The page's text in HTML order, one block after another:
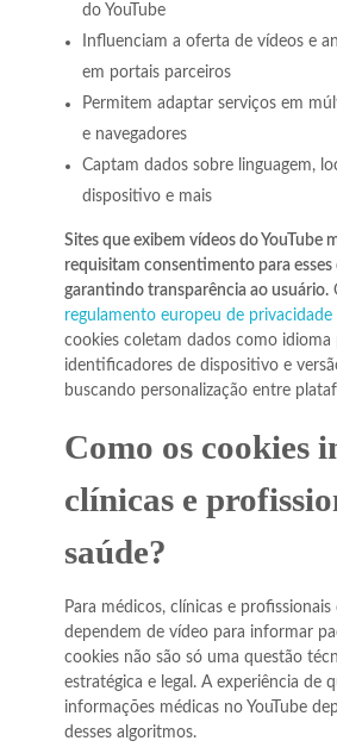
do YouTube
Influenciam a oferta de vídeos e
em portais parceiros
Permitem adaptar serviços em
e navegadores
Captam dados sobre linguagem,
dispositivo e mais
Sites que exibem vídeos do YouTube
requisitam consentimento para esses
garantindo transparência ao usuário.
regulamento europeu de privacidade
cookies coletam dados como idioma
identificadores de dispositivo e
buscando personalização entre
Como os cookies
clínicas e
saúde?
Para médicos, clínicas e profissionais
dependem de vídeo para informar
cookies não são só uma questão
estratégica e legal. A experiência de
informações médicas no YouTube
desses algoritmos.